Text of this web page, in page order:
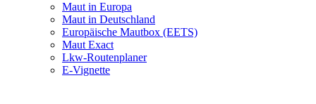
Maut in Europa
Maut in Deutschland
Europäische Mautbox (EETS)
Maut Exact
Lkw-Routenplaner
E-Vignette